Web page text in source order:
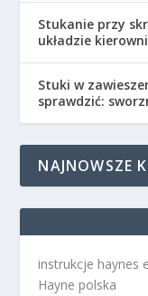
Stukanie przy
układzie
Stuki w
sprawdzić:
NAJNOWSZE
instrukcje haynes
Hayne polska